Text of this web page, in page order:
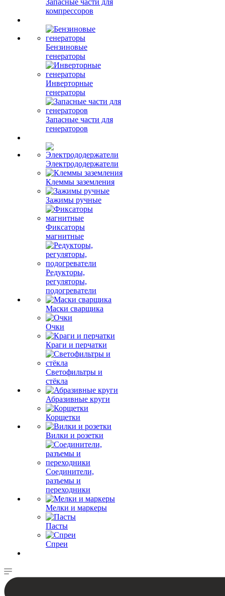
Запасные части для
компрессоров
Бензиновые
генераторы
Инверторные
генераторы
Запасные части для
генераторов
Электрододержатели
Клеммы заземления
Зажимы ручные
Фиксаторы
магнитные
Редукторы,
регуляторы,
подогреватели
Маски сварщика
Очки
Краги и перчатки
Светофильтры и
стёкла
Абразивные круги
Корщетки
Вилки и розетки
Соединители,
разъемы и
переходники
Мелки и маркеры
Пасты
Спреи